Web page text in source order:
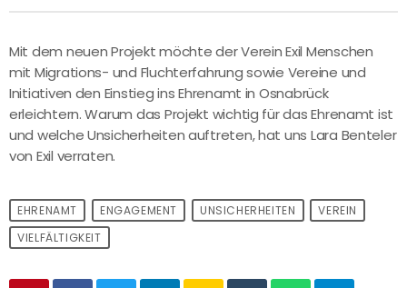
Mit dem neuen Projekt möchte der Verein Exil Menschen
mit Migrations- und Fluchterfahrung sowie Vereine und
Initiativen den Einstieg ins Ehrenamt in Osnabrück
erleichtern. Warum das Projekt wichtig für das Ehrenamt ist
und welche Unsicherheiten auftreten, hat uns Lara Benteler
von Exil verraten.
EHRENAMT ENGAGEMENT UNSICHERHEITEN
VEREIN
VIELFÄLTIGKEIT